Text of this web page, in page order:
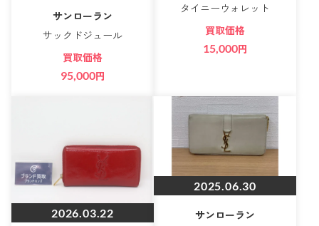
サンローラン
サックドジュール
買取価格
95,000円
タイニーウォレット
買取価格
15,000円
2026.03.22
2025.06.30
サンローラン